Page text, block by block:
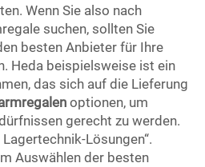
Wenn Sie also nach
suchen, sollten Sie
besten Anbieter für Ihre
Heda beispielsweise ist ein
das sich auf die Lieferung
optionen, um
gerecht zu werden.
Lösungen“.
Auswählen der besten